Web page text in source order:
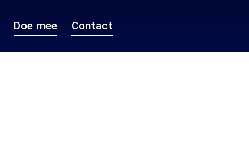
Doe mee Contact